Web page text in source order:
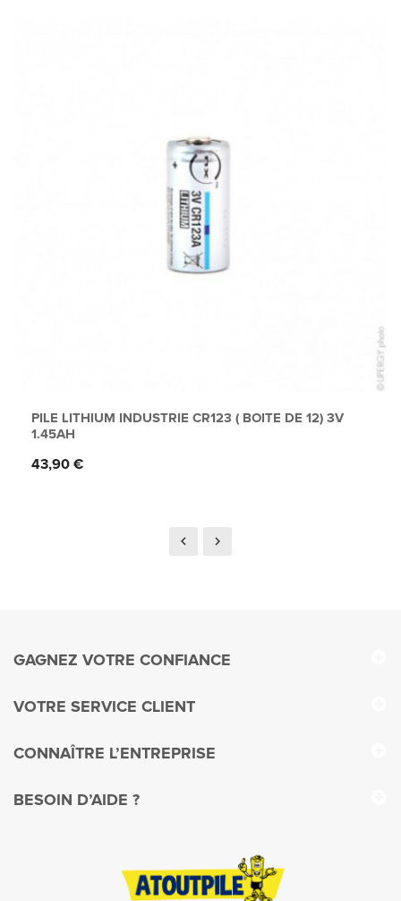
PILE LITHIUM INDUSTRIE CR123 ( BOITE DE 12) 3V
1.45AH
Prix
43,90 €
GAGNEZ VOTRE CONFIANCE
VOTRE SERVICE CLIENT
CONNAÎTRE L’ENTREPRISE
BESOIN D’AIDE ?